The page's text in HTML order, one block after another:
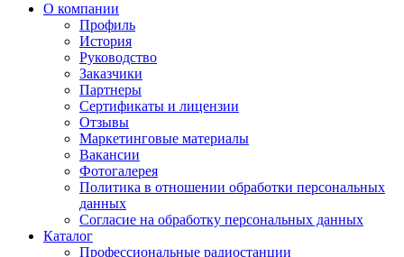
О компании
Профиль
История
Руководство
Заказчики
Партнеры
Сертификаты и лицензии
Отзывы
Маркетинговые материалы
Вакансии
Фотогалерея
Политика в отношении обработки персональных
данных
Согласие на обработку персональных данных
Каталог
Профессиональные радиостанции